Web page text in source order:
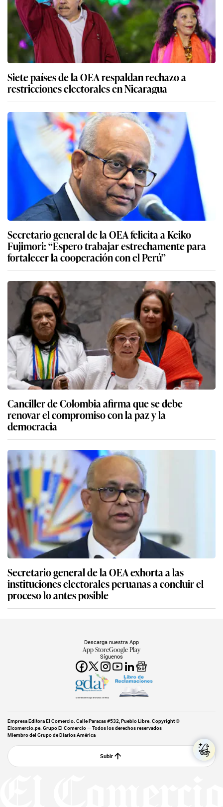
Siete países de la OEA respaldan rechazo a
restricciones electorales en Nicaragua
Secretario general de la OEA felicita a Keiko
Fujimori: “Espero trabajar estrechamente para
fortalecer la cooperación con el Perú”
Canciller de Colombia afirma que se debe
renovar el compromiso con la paz y la
democracia
Secretario general de la OEA exhorta a las
instituciones electorales peruanas a concluir el
proceso lo antes posible
Síguenos
Descarga nuestra App
App StoreGoogle Play
Miembro del Grupo de Diarios América
Empresa Editora El Comercio. Calle Paracas #532, Pueblo Libre. Copyright ©
Elcomercio.pe. Grupo El Comercio — Todos los derechos reservados
Miembro del Grupo de Diarios América
Subir